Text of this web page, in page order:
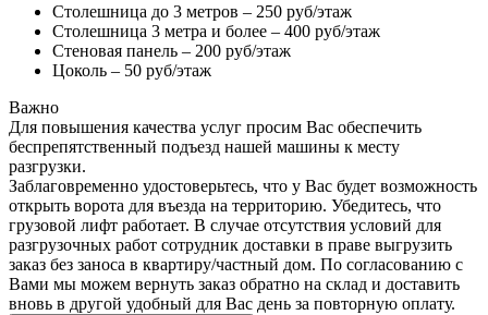
Столешница до 3 метров – 250 руб/этаж
Столешница 3 метра и более – 400 руб/этаж
Стеновая панель – 200 руб/этаж
Цоколь – 50 руб/этаж
Важно
Для повышения качества услуг просим Вас обеспечить
беспрепятственный подъезд нашей машины к месту
разгрузки.
Заблаговременно удостоверьтесь, что у Вас будет возможность
открыть ворота для въезда на территорию. Убедитесь, что
грузовой лифт работает. В случае отсутствия условий для
разгрузочных работ сотрудник доставки в праве выгрузить
заказ без заноса в квартиру/частный дом. По согласованию с
Вами мы можем вернуть заказ обратно на склад и доставить
вновь в другой удобный для Вас день за повторную оплату.